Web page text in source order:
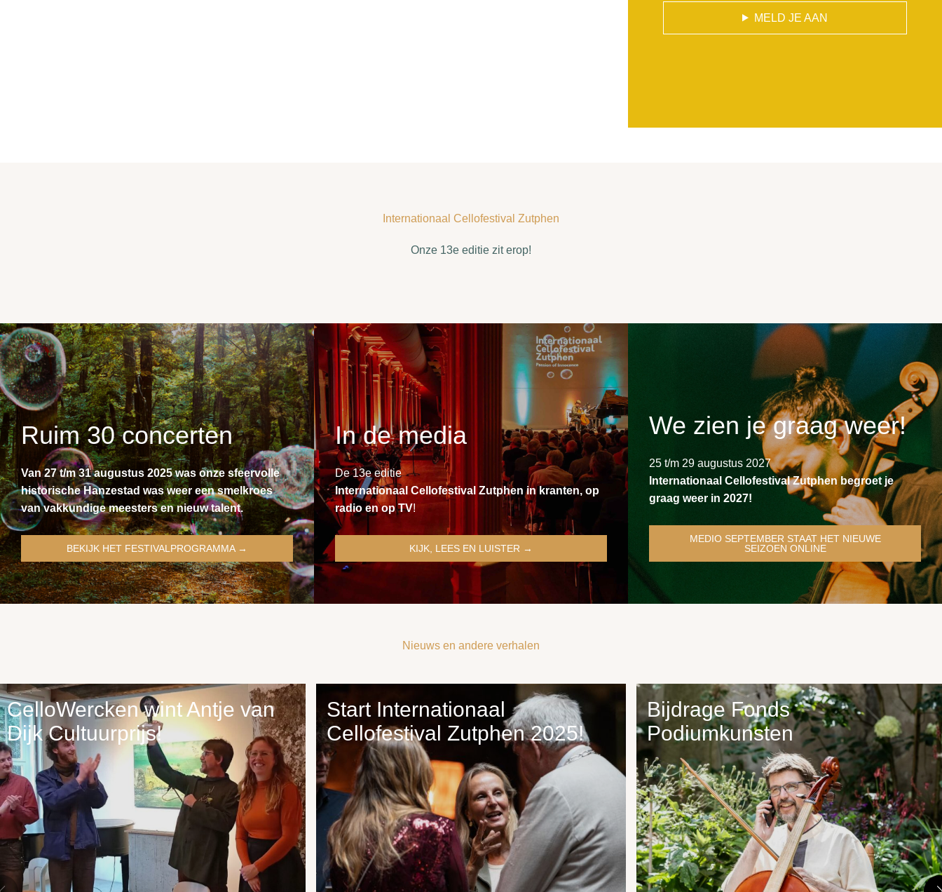
MELD JE AAN
Internationaal Cellofestival Zutphen
Onze 13e editie zit erop!
Ruim 30 concerten
Van 27 t/m 31 augustus 2025 was onze sfeervolle
historische Hanzestad was weer een smelkroes
van vakkundige meesters en nieuw talent.
BEKIJK HET FESTIVALPROGRAMMA →
In de media
De 13e editie
Internationaal Cellofestival Zutphen in kranten, op
radio en op TV!
KIJK, LEES EN LUISTER →
We zien je graag weer!
25 t/m 29 augustus 2027
Internationaal Cellofestival Zutphen begroet je
graag weer in 2027!
MEDIO SEPTEMBER STAAT HET NIEUWE
SEIZOEN ONLINE
Nieuws en andere verhalen
CelloWercken wint Antje van
Dijk Cultuurprijs!
Start Internationaal
Cellofestival Zutphen 2025!
Bijdrage Fonds
Podiumkunsten